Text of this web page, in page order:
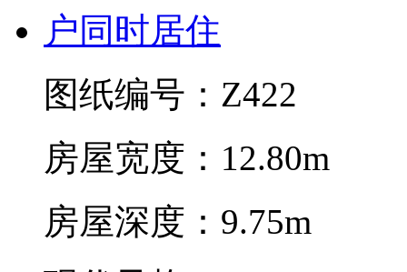
图纸编号：Z422
房屋宽度：12.80m
房屋深度：9.75m